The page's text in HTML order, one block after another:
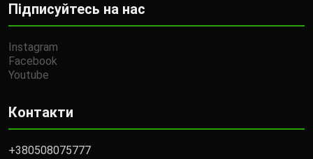
Підписуйтесь на нас
Instagram
Facebook
Youtube
Контакти
+380508075777